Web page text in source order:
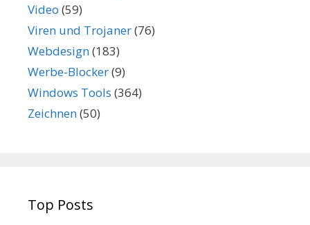
Video (59)
Viren und Trojaner(76)
Webdesign(183)
Werbe-Blocker(9)
Windows Tools (364)
Zeichnen(50)
Top Posts